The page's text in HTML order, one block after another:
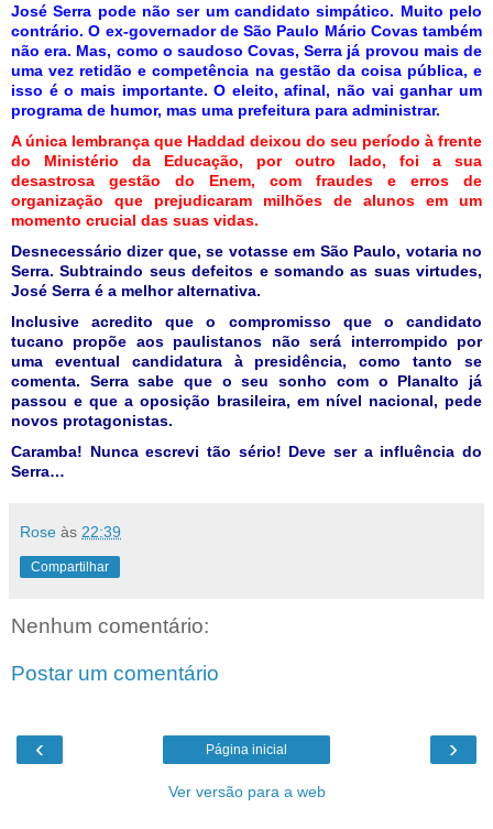
José Serra pode não ser um candidato simpático. Muito pelo
contrário. O ex-governador de São Paulo Mário Covas também
não era. Mas, como o saudoso Covas, Serra já provou mais de
uma vez retidão e competência na gestão da coisa pública, e
isso é o mais importante. O eleito, afinal, não vai ganhar um
programa de humor, mas uma prefeitura para administrar.
A única lembrança que Haddad deixou do seu período à frente
do Ministério da Educação, por outro lado, foi a sua
desastrosa gestão do Enem, com fraudes e erros de
organização que prejudicaram milhões de alunos em um
momento crucial das suas vidas.
Desnecessário dizer que, se votasse em São Paulo, votaria no
Serra. Subtraindo seus defeitos e somando as suas virtudes,
José Serra é a melhor alternativa.
Inclusive acredito que o compromisso que o candidato
tucano propõe aos paulistanos não será interrompido por
uma eventual candidatura à presidência, como tanto se
comenta. Serra sabe que o seu sonho com o Planalto já
passou e que a oposição brasileira, em nível nacional, pede
novos protagonistas.
Caramba! Nunca escrevi tão sério! Deve ser a influência do
Serra…
Rose às 22:39
Compartilhar
Nenhum comentário:
Postar um comentário
‹ ›
Página inicial
Ver versão para a web